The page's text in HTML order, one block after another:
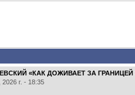
«КАК ДОЖИВАЕТ ЗА
г. - 18:35